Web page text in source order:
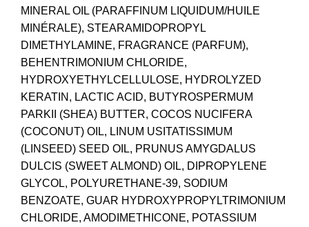
MINERAL OIL (PARAFFINUM LIQUIDUM/HUILE
MINÉRALE), STEARAMIDOPROPYL
DIMETHYLAMINE, FRAGRANCE (PARFUM),
BEHENTRIMONIUM CHLORIDE,
HYDROXYETHYLCELLULOSE, HYDROLYZED
KERATIN, LACTIC ACID, BUTYROSPERMUM
PARKII (SHEA) BUTTER, COCOS NUCIFERA
(COCONUT) OIL, LINUM USITATISSIMUM
(LINSEED) SEED OIL, PRUNUS AMYGDALUS
DULCIS (SWEET ALMOND) OIL, DIPROPYLENE
GLYCOL, POLYURETHANE-39, SODIUM
BENZOATE, GUAR HYDROXYPROPYLTRIMONIUM
CHLORIDE, AMODIMETHICONE, POTASSIUM